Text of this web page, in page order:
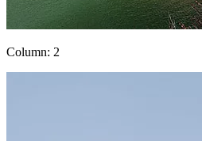
Column: 2